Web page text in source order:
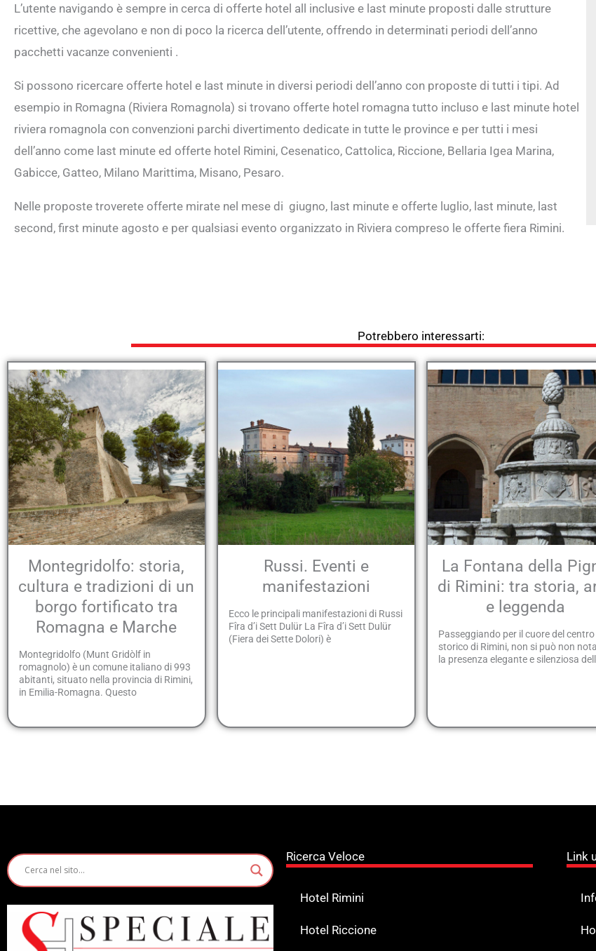
L’utente navigando è sempre in cerca di offerte hotel all inclusive e last minute proposti dalle strutture
ricettive, che agevolano e non di poco la ricerca dell’utente, offrendo in determinati periodi dell’anno
pacchetti vacanze convenienti .
Si possono ricercare offerte hotel e last minute in diversi periodi dell’anno con proposte di tutti i tipi. Ad
esempio in Romagna (Riviera Romagnola) si trovano offerte hotel romagna tutto incluso e last minute hotel
riviera romagnola con convenzioni parchi divertimento dedicate in tutte le province e per tutti i mesi
dell’anno come last minute ed offerte hotel Rimini, Cesenatico, Cattolica, Riccione, Bellaria Igea Marina,
Gabicce, Gatteo, Milano Marittima, Misano, Pesaro.
Nelle proposte troverete offerte mirate nel mese di giugno, last minute e offerte luglio, last minute, last
second, first minute agosto e per qualsiasi evento organizzato in Riviera compreso le offerte fiera Rimini.
Potrebbero interessarti:
Montegridolfo: storia,
cultura e tradizioni di un
borgo fortificato tra
Romagna e Marche
Montegridolfo (Munt Gridòlf in
romagnolo) è un comune italiano di 993
abitanti, situato nella provincia di Rimini,
in Emilia-Romagna. Questo
Russi. Eventi e
manifestazioni
Ecco le principali manifestazioni di Russi
Fîra d’i Sett Dulür La Fîra d’i Sett Dulür
(Fiera dei Sette Dolori) è
La Fontana della
di Rimini: tra storia,
e leggenda
Passeggiando per il cuore del centro
storico di Rimini, non si può non
la presenza elegante e silenziosa
Ricerca Veloce
Hotel Rimini
Hotel Riccione
Link